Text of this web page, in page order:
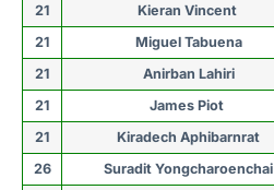
21
Kieran Vincent
21
Miguel Tabuena
21
Anirban Lahiri
21
James Piot
21
Kiradech Aphibarnrat
26
Suradit Yongcharoenchai